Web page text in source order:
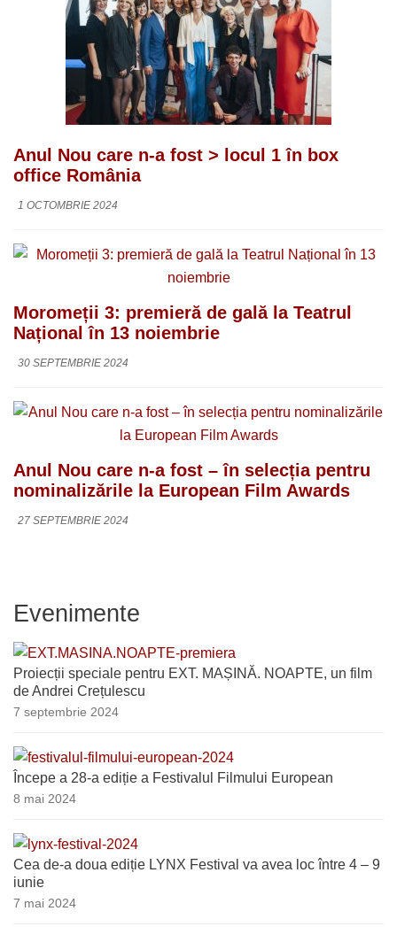
Anul Nou care n-a fost > locul 1 în box
office România
1 OCTOMBRIE 2024
Moromeții 3: premieră de gală la Teatrul
Național în 13 noiembrie
30 SEPTEMBRIE 2024
Anul Nou care n-a fost – în selecția pentru
nominalizările la European Film Awards
27 SEPTEMBRIE 2024
Evenimente
Proiecții speciale pentru EXT. MAȘINĂ. NOAPTE, un film
de Andrei Crețulescu
7 septembrie 2024
Începe a 28-a ediție a Festivalul Filmului European
8 mai 2024
Cea de-a doua ediție LYNX Festival va avea loc între 4 – 9
iunie
7 mai 2024